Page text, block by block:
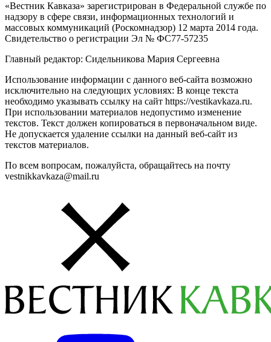
«Вестник Кавказа» зарегистрирован в Федеральной службе по
надзору в сфере связи, информационных технологий и
массовых коммуникаций (Роскомнадзор) 12 марта 2014 года.
Свидетельство о регистрации Эл № ФС77-57235
Главный редактор: Сидельникова Мария Сергеевна
Использование информации с данного веб-сайта возможно
исключительно на следующих условиях: В конце текста
необходимо указывать ссылку на сайт https://vestikavkaza.ru.
При использовании материалов недопустимо изменение
текстов. Текст должен копироваться в первоначальном виде.
Не допускается удаление ссылки на данный веб-сайт из
текстов материалов.
По всем вопросам, пожалуйста, обращайтесь на почту
vestnikkavkaza@mail.ru